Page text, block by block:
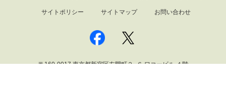
サイトポリシー サイトマップ お問い合わせ
〒160-0017 東京都新宿区左門町２−６ ワコービル ４階